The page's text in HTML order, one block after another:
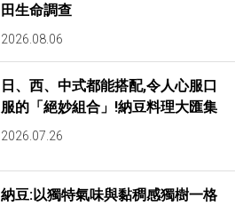
田生命調查
2026.08.06
日、西、中式都能搭配,令人心服口
服的「絕妙組合」!納豆料理大匯集
2026.07.26
納豆:以獨特氣味與黏稠感獨樹一格